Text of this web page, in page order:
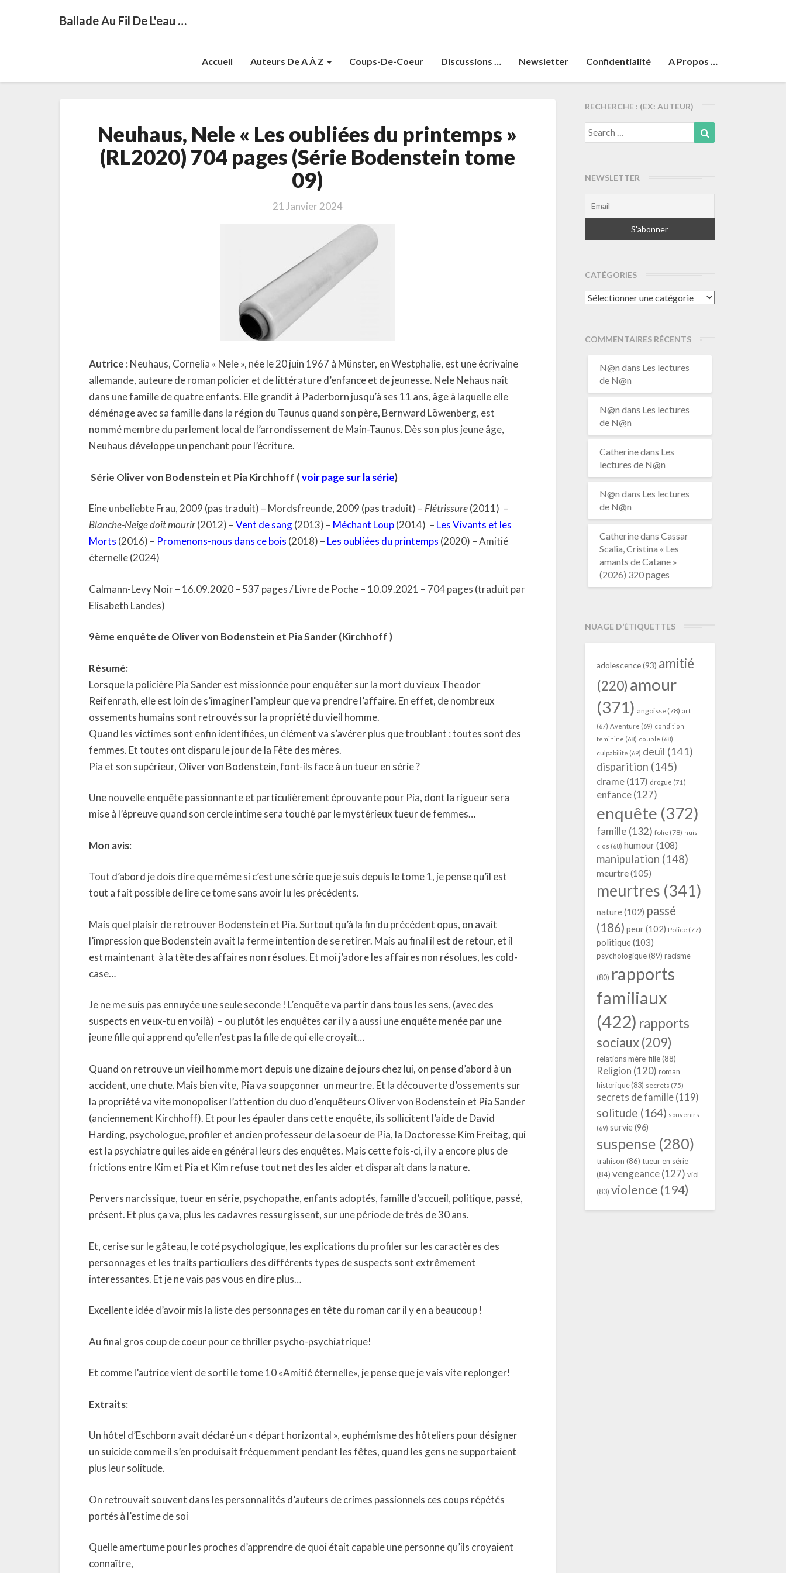
Ballade Au Fil De L'eau …
Accueil Auteurs De A À Z Coups-De-Coeur Discussions … Newsletter Confidentialité A Propos …
Nele
Les
oubliées
du
printemps
(RL2020)
704
Bodenstein
tome
Neuhaus, Nele « Les oubliées du printemps »
(RL2020) 704 pages (Série Bodenstein tome
09)
21 Janvier 2024
Autrice :Neuhaus, Cornelia « Nele », née le 20 juin 1967 à Münster, en Westphalie, est une écrivaine
allemande, auteure de roman policier et de littérature d’enfance et de jeunesse. Nele Nehaus naît
dans une famille de quatre enfants. Elle grandit à Paderborn jusqu’à ses 11 ans, âge à laquelle elle
déménage avec sa famille dans la région du Taunus quand son père, Bernward Löwenberg, est
nommé membre du parlement local de l’arrondissement de Main-Taunus. Dès son plus jeune âge,
Neuhaus développe un penchant pour l’écriture.
Série Oliver von Bodenstein et Pia Kirchhoff (voir page sur la série)
Eine unbeliebte Frau, 2009 (pas traduit) – Mordsfreunde, 2009 (pas traduit) – Flétrissure(2011) –
Blanche-Neige doit mourir(2012) –Vent de sang(2013) – Méchant Loup(2014) – Les Vivants et les
Morts (2016) – Promenons-nous dans ce bois (2018) – Les oubliées du printemps (2020) – Amitié
éternelle (2024)
Calmann-Levy Noir – 16.09.2020 – 537 pages / Livre de Poche – 10.09.2021 – 704 pages (traduit par
Elisabeth Landes)
9ème enquête de Oliver von Bodenstein et Pia Sander (Kirchhoff )
Résumé:
Lorsque la policière Pia Sander est missionnée pour enquêter sur la mort du vieux Theodor
Reifenrath, elle est loin de s’imaginer l’ampleur que va prendre l’affaire. En effet, de nombreux
ossements humains sont retrouvés sur la propriété du vieil homme.
Quand les victimes sont enfin identifiées, un élément va s’avérer plus que troublant : toutes sont des
femmes. Et toutes ont disparu le jour de la Fête des mères.
Pia et son supérieur, Oliver von Bodenstein, font-ils face à un tueur en série ?
Une nouvelle enquête passionnante et particulièrement éprouvante pour Pia, dont la rigueur sera
mise à l’épreuve quand son cercle intime sera touché par le mystérieux tueur de femmes…
Mon avis:
Tout d’abord je dois dire que même si c’est une série que je suis depuis le tome 1, je pense qu’il est
tout a fait possible de lire ce tome sans avoir lu les précédents.
Mais quel plaisir de retrouver Bodenstein et Pia. Surtout qu’à la fin du précédent opus, on avait
l’impression que Bodenstein avait la ferme intention de se retirer. Mais au final il est de retour, et il
est maintenant à la tête des affaires non résolues. Et moi j’adore les affaires non résolues, les cold-
case…
Je ne me suis pas ennuyée une seule seconde ! L’enquête va partir dans tous les sens, (avec des
suspects en veux-tu en voilà) – ou plutôt les enquêtes car il y a aussi une enquête menée par une
jeune fille qui apprend qu’elle n’est pas la fille de qui elle croyait…
Quand on retrouve un vieil homme mort depuis une dizaine de jours chez lui, on pense d’abord à un
accident, une chute. Mais bien vite, Pia va soupçonner un meurtre. Et la découverte d’ossements sur
la propriété va vite monopoliser l’attention du duo d’enquêteurs Oliver von Bodenstein et Pia Sander
(anciennement Kirchhoff). Et pour les épauler dans cette enquête, ils sollicitent l’aide de David
Harding, psychologue, profiler et ancien professeur de la soeur de Pia, la Doctoresse Kim Freitag, qui
est la psychiatre qui les aide en général leurs des enquêtes. Mais cette fois-ci, il y a encore plus de
frictions entre Kim et Pia et Kim refuse tout net des les aider et disparait dans la nature.
Pervers narcissique, tueur en série, psychopathe, enfants adoptés, famille d’accueil, politique, passé,
présent. Et plus ça va, plus les cadavres ressurgissent, sur une période de très de 30 ans.
Et, cerise sur le gâteau, le coté psychologique, les explications du profiler sur les caractères des
personnages et les traits particuliers des différents types de suspects sont extrêmement
interessantes. Et je ne vais pas vous en dire plus…
Excellente idée d’avoir mis la liste des personnages en tête du roman car il y en a beaucoup !
Au final gros coup de coeur pour ce thriller psycho-psychiatrique!
Et comme l’autrice vient de sorti le tome 10 «Amitié éternelle», je pense que je vais vite replonger!
Extraits:
Un hôtel d’Eschborn avait déclaré un « départ horizontal », euphémisme des hôteliers pour désigner
un suicide comme il s’en produisait fréquemment pendant les fêtes, quand les gens ne supportaient
plus leur solitude.
On retrouvait souvent dans les personnalités d’auteurs de crimes passionnels ces coups répétés
portés à l’estime de soi
Quelle amertume pour les proches d’apprendre de quoi était capable une personne qu’ils croyaient
connaître,
RECHERCHE : (EX: AUTEUR)
Search
for:
NEWSLETTER
CATÉGORIES
Catégories
COMMENTAIRES RÉCENTS
N@n dans Les lectures
de N@n
N@n dans Les lectures
de N@n
Catherinedans Les
lectures de N@n
N@n dans Les lectures
de N@n
Catherinedans Cassar
Scalia, Cristina « Les
amants de Catane »
(2026) 320 pages
NUAGE D’ÉTIQUETTES
adolescence(93) amitié
(220) amour
(371) angoisse(78) art
(67) Aventure (69) condition
féminine (68) couple (68)
culpabilité (69) deuil (141)
disparition (145)
drame(117) drogue (71)
enfance(127)
enquête (372)
famille (132) folie(78) huis-
clos (68) humour(108)
manipulation (148)
meurtre(105)
meurtres (341)
nature(102) passé
(186) peur(102) Police(77)
politique(103)
psychologique(89) racisme
(80) rapports
familiaux
(422) rapports
sociaux(209)
relations mère-fille(88)
Religion (120) roman
historique(83) secrets (75)
secrets de famille(119)
solitude (164) souvenirs
(69) survie(96)
suspense(280)
trahison (86) tueur en série
(84) vengeance(127) viol
(83) violence (194)